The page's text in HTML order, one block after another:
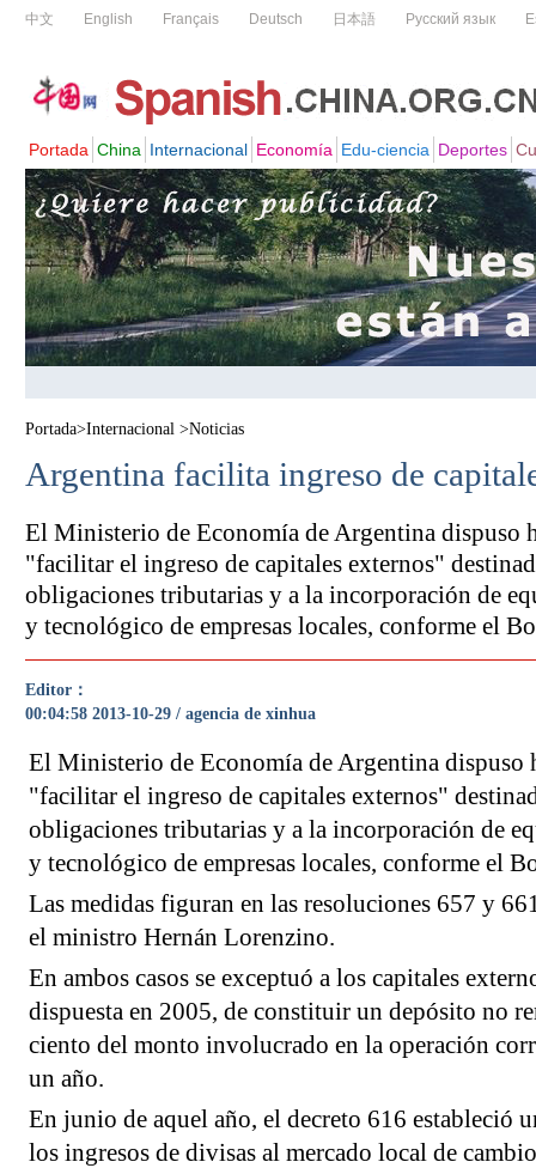
Portada>Internacional >Noticias
Argentina facilita ingreso de
El Ministerio de Economía de Argentina dispuso
"facilitar el ingreso de capitales externos"
obligaciones tributarias y a la incorporación de
y tecnológico de empresas locales, conforme el
Editor：
00:04:58 2013-10-29 / agencia de xinhua
El Ministerio de Economía de Argentina dispuso
"facilitar el ingreso de capitales externos"
obligaciones tributarias y a la incorporación de
y tecnológico de empresas locales, conforme el
Las medidas figuran en las resoluciones 657 y
el ministro Hernán Lorenzino.
En ambos casos se exceptuó a los capitales
dispuesta en 2005, de constituir un depósito no
ciento del monto involucrado en la operación
un año.
En junio de aquel año, el decreto 616 estableció
los ingresos de divisas al mercado local de